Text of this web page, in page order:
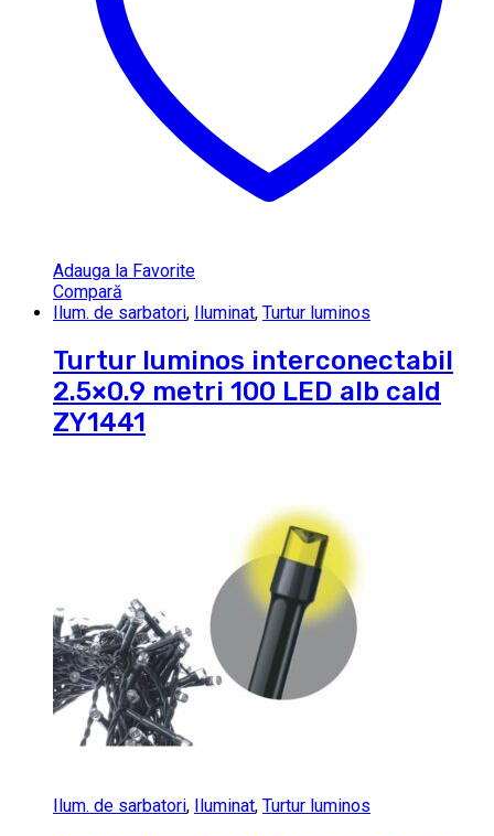
Adauga la Favorite
Compară
Ilum. de sarbatori, Iluminat, Turtur luminos
Turtur luminos interconectabil
2.5×0.9 metri 100 LED alb cald
ZY1441
Ilum. de sarbatori, Iluminat, Turtur luminos